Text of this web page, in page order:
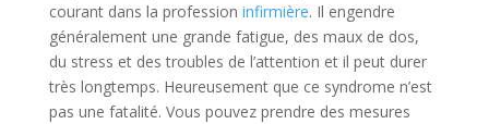
courant dans la profession infirmière. Il engendre
généralement une grande fatigue, des maux de dos,
du stress et des troubles de l’attention et il peut durer
très longtemps. Heureusement que ce syndrome n’est
pas une fatalité. Vous pouvez prendre des mesures